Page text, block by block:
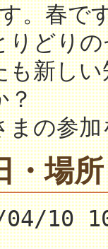
。春で
りどり
も新し
？
まの参
・場所
04/10